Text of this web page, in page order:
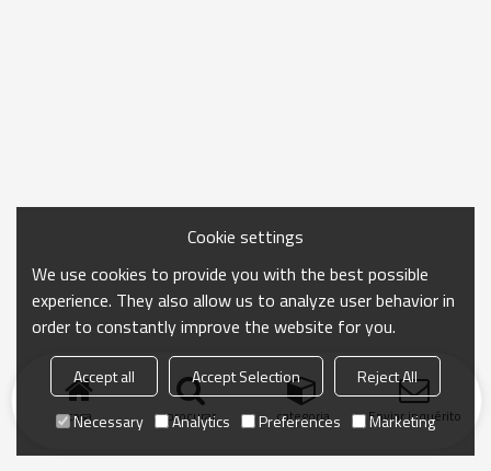
casa procurar categoria Enviar inquérito
Cookie settings
We use cookies to provide you with the best possible
experience. They also allow us to analyze user behavior in
order to constantly improve the website for you.
Accept all Accept Selection
Reject All
Necessary
Analytics Preferences Marketing